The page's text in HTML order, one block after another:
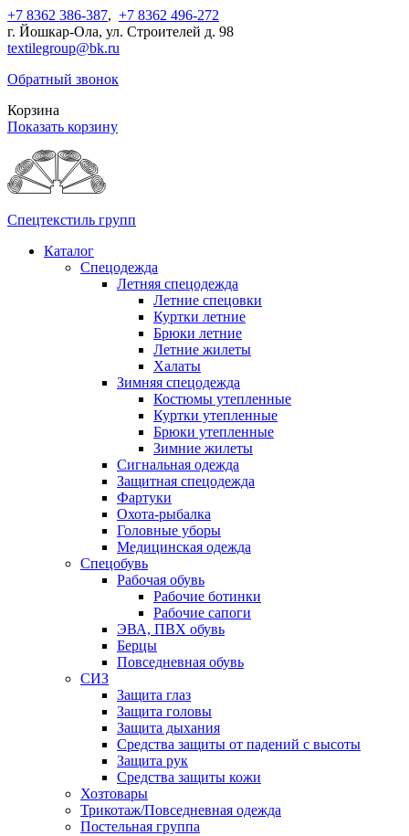
+7 8362 386-387, +7 8362 496-272
г. Йошкар-Ола, ул. Строителей д. 98
textilegroup@bk.ru
Обратный звонок
Корзина
Показать корзину
Спецтекстиль групп
Каталог
Спецодежда
Летняя спецодежда
Летние спецовки
Куртки летние
Брюки летние
Летние жилеты
Халаты
Зимняя спецодежда
Костюмы утепленные
Куртки утепленные
Брюки утепленные
Зимние жилеты
Сигнальная одежда
Защитная спецодежда
Фартуки
Охота-рыбалка
Головные уборы
Медицинская одежда
Спецобувь
Рабочая обувь
Рабочие ботинки
Рабочие сапоги
ЭВА, ПВХ обувь
Берцы
Повседневная обувь
СИЗ
Защита глаз
Защита головы
Защита дыхания
Средства защиты от падений с высоты
Защита рук
Средства защиты кожи
Хозтовары
Трикотаж/Повседневная одежда
Постельная группа